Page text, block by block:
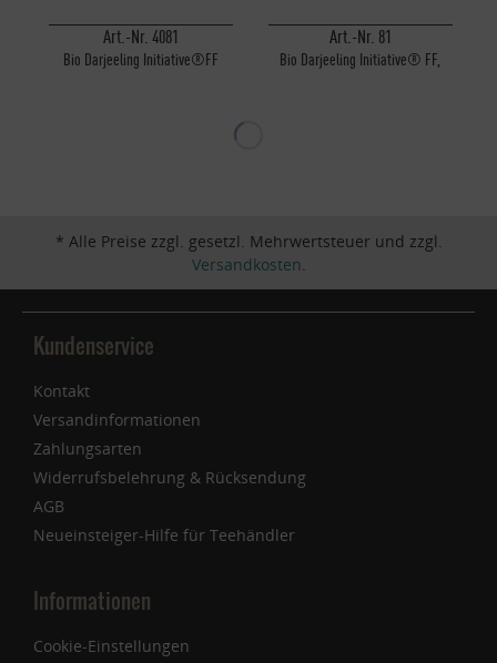
Art.-Nr. 4081
Bio Darjeeling Initiative®FF
Art.-Nr. 81
Bio Darjeeling Initiative® FF,
* Alle Preise zzgl. gesetzl. Mehrwertsteuer und zzgl.
Versandkosten.
Kundenservice
Kontakt
Versandinformationen
Zahlungsarten
Widerrufsbelehrung & Rücksendung
AGB
Neueinsteiger-Hilfe für Teehändler
Informationen
Cookie-Einstellungen